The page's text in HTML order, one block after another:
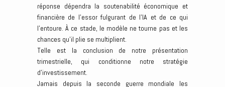
réponse dépendra la soutenabilité économique et
financière de l’essor fulgurant de l’IA et de ce qui
l’entoure. À ce stade, le modèle ne tourne pas et les
chances qu’il plie se multiplient.
Telle est la conclusion de notre présentation
trimestrielle, qui conditionne notre stratégie
d’investissement.
Jamais depuis la seconde guerre mondiale les